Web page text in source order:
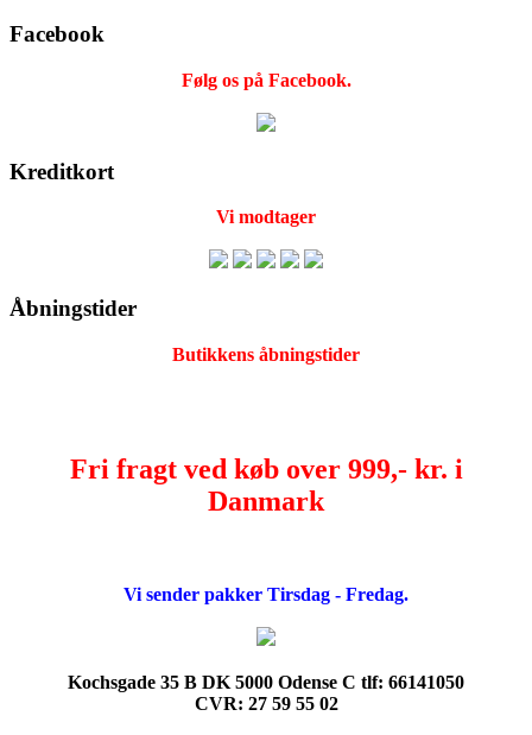
Facebook
Følg os på Facebook.
Kreditkort
Vi modtager
Åbningstider
Butikkens åbningstider
Fri fragt ved køb over 999,- kr. i
Danmark
Vi sender pakker Tirsdag - Fredag.
Kochsgade 35 B DK 5000 Odense C tlf: 66141050
CVR: 27 59 55 02